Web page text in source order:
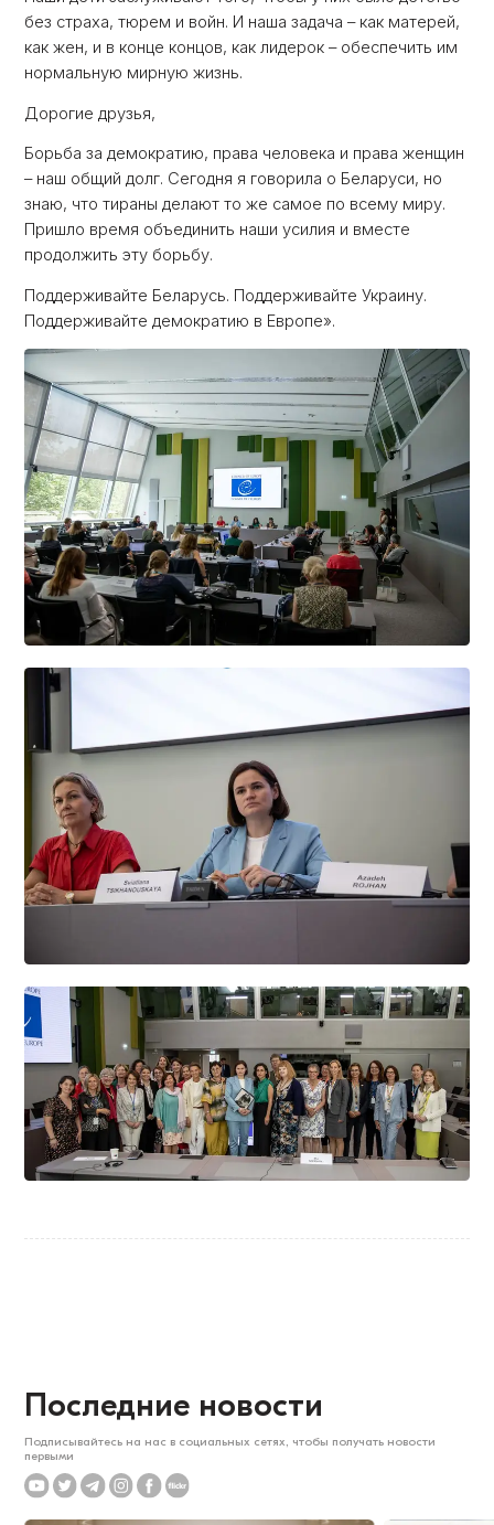
без страха, тюрем и войн. И наша задача – как матерей,
как жен, и в конце концов, как лидерок – обеспечить им
нормальную мирную жизнь.
Дорогие друзья,
Борьба за демократию, права человека и права женщин
– наш общий долг. Сегодня я говорила о Беларуси, но
знаю, что тираны делают то же самое по всему миру.
Пришло время объединить наши усилия и вместе
продолжить эту борьбу.
Поддерживайте Беларусь. Поддерживайте Украину.
Поддерживайте демократию в Европе».
Последние новости
Подписывайтесь на нас в социальных сетях, чтобы получать новости
первыми